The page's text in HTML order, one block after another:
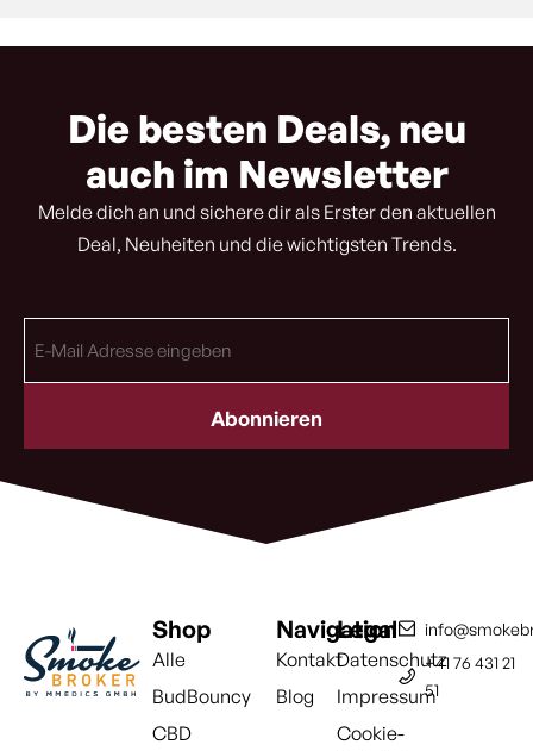
Die besten Deals, neu
auch im Newsletter
Melde dich an und sichere dir als Erster den aktuellen
Deal, Neuheiten und die wichtigsten Trends.
Mail
Shop
Alle
BudBouncy
CBD
Navigation
Kontakt
Blog
Legal
Datenschutz
Impressum
Cookie-
+41 76 431 21
51